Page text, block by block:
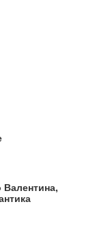
Валентина,